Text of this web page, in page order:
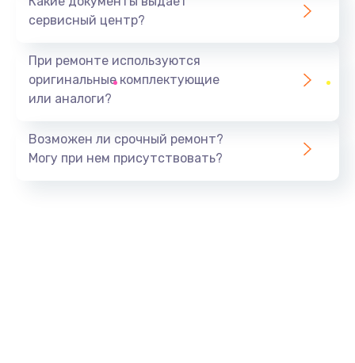
сервисный центр?
При ремонте используются
оригинальные комплектующие
или аналоги?
Возможен ли срочный ремонт?
Могу при нем присутствовать?